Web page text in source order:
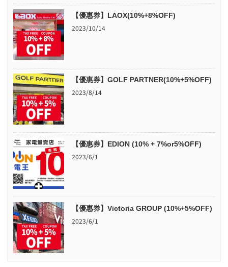
【優惠券】LAOX(10%+8%OFF)
2023/10/14
【優惠券】GOLF PARTNER(10%+5%OFF)
2023/8/14
【優惠券】EDION (10% + 7%or5%OFF)
2023/6/1
【優惠券】Victoria GROUP (10%+5%OFF)
2023/6/1